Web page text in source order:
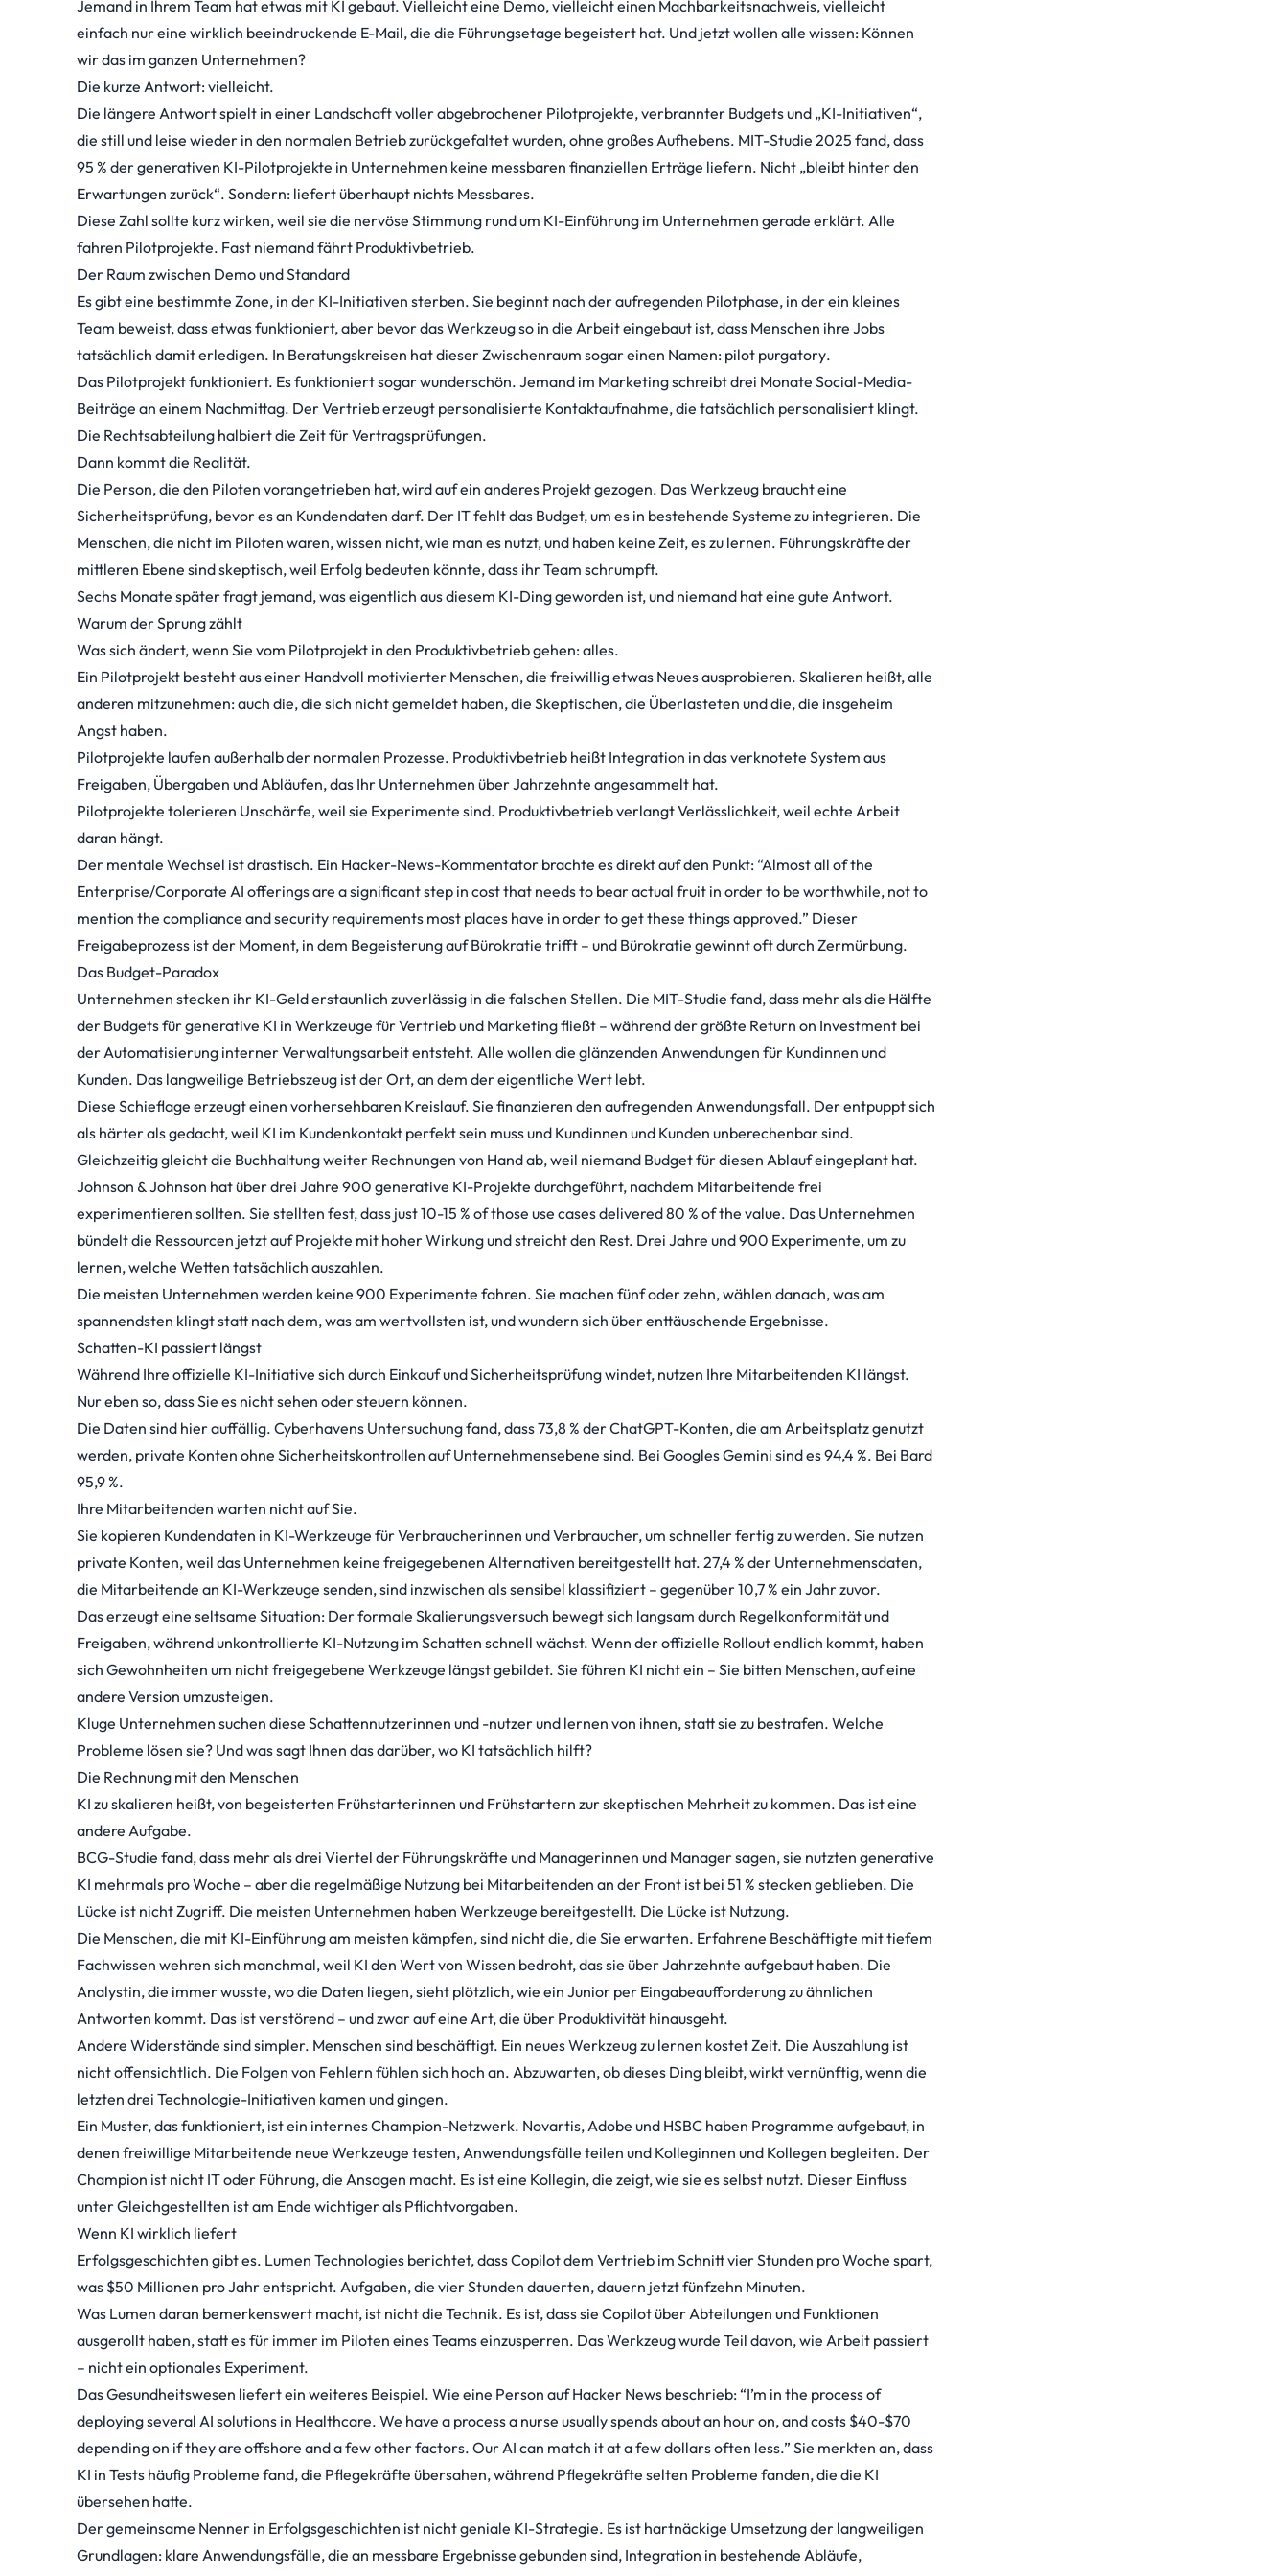
Jemand in Ihrem Team hat etwas mit KI gebaut. Vielleicht eine Demo, vielleicht einen Machbarkeitsnachweis, vielleicht
einfach nur eine wirklich beeindruckende E-Mail, die die Führungsetage begeistert hat. Und jetzt wollen alle wissen: Können
wir das im ganzen Unternehmen?
Die kurze Antwort: vielleicht.
Die längere Antwort spielt in einer Landschaft voller abgebrochener Pilotprojekte, verbrannter Budgets und „KI-Initiativen“,
die still und leise wieder in den normalen Betrieb zurückgefaltet wurden, ohne großes Aufhebens. MIT-Studie 2025 fand, dass
95 % der generativen KI-Pilotprojekte in Unternehmen keine messbaren finanziellen Erträge liefern. Nicht „bleibt hinter den
Erwartungen zurück“. Sondern: liefert überhaupt nichts Messbares.
Diese Zahl sollte kurz wirken, weil sie die nervöse Stimmung rund um KI-Einführung im Unternehmen gerade erklärt. Alle
fahren Pilotprojekte. Fast niemand fährt Produktivbetrieb.
Der Raum zwischen Demo und Standard
Es gibt eine bestimmte Zone, in der KI-Initiativen sterben. Sie beginnt nach der aufregenden Pilotphase, in der ein kleines
Team beweist, dass etwas funktioniert, aber bevor das Werkzeug so in die Arbeit eingebaut ist, dass Menschen ihre Jobs
tatsächlich damit erledigen. In Beratungskreisen hat dieser Zwischenraum sogar einen Namen: pilot purgatory.
Das Pilotprojekt funktioniert. Es funktioniert sogar wunderschön. Jemand im Marketing schreibt drei Monate Social-Media-
Beiträge an einem Nachmittag. Der Vertrieb erzeugt personalisierte Kontaktaufnahme, die tatsächlich personalisiert klingt.
Die Rechtsabteilung halbiert die Zeit für Vertragsprüfungen.
Dann kommt die Realität.
Die Person, die den Piloten vorangetrieben hat, wird auf ein anderes Projekt gezogen. Das Werkzeug braucht eine
Sicherheitsprüfung, bevor es an Kundendaten darf. Der IT fehlt das Budget, um es in bestehende Systeme zu integrieren. Die
Menschen, die nicht im Piloten waren, wissen nicht, wie man es nutzt, und haben keine Zeit, es zu lernen. Führungskräfte der
mittleren Ebene sind skeptisch, weil Erfolg bedeuten könnte, dass ihr Team schrumpft.
Sechs Monate später fragt jemand, was eigentlich aus diesem KI-Ding geworden ist, und niemand hat eine gute Antwort.
Warum der Sprung zählt
Was sich ändert, wenn Sie vom Pilotprojekt in den Produktivbetrieb gehen: alles.
Ein Pilotprojekt besteht aus einer Handvoll motivierter Menschen, die freiwillig etwas Neues ausprobieren. Skalieren heißt, alle
anderen mitzunehmen: auch die, die sich nicht gemeldet haben, die Skeptischen, die Überlasteten und die, die insgeheim
Angst haben.
Pilotprojekte laufen außerhalb der normalen Prozesse. Produktivbetrieb heißt Integration in das verknotete System aus
Freigaben, Übergaben und Abläufen, das Ihr Unternehmen über Jahrzehnte angesammelt hat.
Pilotprojekte tolerieren Unschärfe, weil sie Experimente sind. Produktivbetrieb verlangt Verlässlichkeit, weil echte Arbeit
daran hängt.
Der mentale Wechsel ist drastisch. Ein Hacker-News-Kommentator brachte es direkt auf den Punkt: “Almost all of the
Enterprise/Corporate AI offerings are a significant step in cost that needs to bear actual fruit in order to be worthwhile, not to
mention the compliance and security requirements most places have in order to get these things approved.” Dieser
Freigabeprozess ist der Moment, in dem Begeisterung auf Bürokratie trifft – und Bürokratie gewinnt oft durch Zermürbung.
Das Budget-Paradox
Unternehmen stecken ihr KI-Geld erstaunlich zuverlässig in die falschen Stellen. Die MIT-Studie fand, dass mehr als die Hälfte
der Budgets für generative KI in Werkzeuge für Vertrieb und Marketing fließt – während der größte Return on Investment bei
der Automatisierung interner Verwaltungsarbeit entsteht. Alle wollen die glänzenden Anwendungen für Kundinnen und
Kunden. Das langweilige Betriebszeug ist der Ort, an dem der eigentliche Wert lebt.
Diese Schieflage erzeugt einen vorhersehbaren Kreislauf. Sie finanzieren den aufregenden Anwendungsfall. Der entpuppt sich
als härter als gedacht, weil KI im Kundenkontakt perfekt sein muss und Kundinnen und Kunden unberechenbar sind.
Gleichzeitig gleicht die Buchhaltung weiter Rechnungen von Hand ab, weil niemand Budget für diesen Ablauf eingeplant hat.
Johnson & Johnson hat über drei Jahre 900 generative KI-Projekte durchgeführt, nachdem Mitarbeitende frei
experimentieren sollten. Sie stellten fest, dass just 10-15 % of those use cases delivered 80 % of the value. Das Unternehmen
bündelt die Ressourcen jetzt auf Projekte mit hoher Wirkung und streicht den Rest. Drei Jahre und 900 Experimente, um zu
lernen, welche Wetten tatsächlich auszahlen.
Die meisten Unternehmen werden keine 900 Experimente fahren. Sie machen fünf oder zehn, wählen danach, was am
spannendsten klingt statt nach dem, was am wertvollsten ist, und wundern sich über enttäuschende Ergebnisse.
Schatten-KI passiert längst
Während Ihre offizielle KI-Initiative sich durch Einkauf und Sicherheitsprüfung windet, nutzen Ihre Mitarbeitenden KI längst.
Nur eben so, dass Sie es nicht sehen oder steuern können.
Die Daten sind hier auffällig. Cyberhavens Untersuchungfand, dass 73,8 % der ChatGPT-Konten, die am Arbeitsplatz genutzt
werden, private Konten ohne Sicherheitskontrollen auf Unternehmensebene sind. Bei Googles Gemini sind es 94,4 %. Bei Bard
95,9 %.
Ihre Mitarbeitenden warten nicht auf Sie.
Sie kopieren Kundendaten in KI-Werkzeuge für Verbraucherinnen und Verbraucher, um schneller fertig zu werden. Sie nutzen
private Konten, weil das Unternehmen keine freigegebenen Alternativen bereitgestellt hat. 27,4 % der Unternehmensdaten,
die Mitarbeitende an KI-Werkzeuge senden, sind inzwischen als sensibel klassifiziert – gegenüber 10,7 % ein Jahr zuvor.
Das erzeugt eine seltsame Situation: Der formale Skalierungsversuch bewegt sich langsam durch Regelkonformität und
Freigaben, während unkontrollierte KI-Nutzung im Schatten schnell wächst. Wenn der offizielle Rollout endlich kommt, haben
sich Gewohnheiten um nicht freigegebene Werkzeuge längst gebildet. Sie führen KI nicht ein – Sie bitten Menschen, auf eine
andere Version umzusteigen.
Kluge Unternehmen suchen diese Schattennutzerinnen und -nutzer und lernen von ihnen, statt sie zu bestrafen. Welche
Probleme lösen sie? Und was sagt Ihnen das darüber, wo KI tatsächlich hilft?
Die Rechnung mit den Menschen
KI zu skalieren heißt, von begeisterten Frühstarterinnen und Frühstartern zur skeptischen Mehrheit zu kommen. Das ist eine
andere Aufgabe.
BCG-Studie fand, dass mehr als drei Viertel der Führungskräfte und Managerinnen und Manager sagen, sie nutzten generative
KI mehrmals pro Woche – aber die regelmäßige Nutzung bei Mitarbeitenden an der Front ist bei 51 % stecken geblieben. Die
Lücke ist nicht Zugriff. Die meisten Unternehmen haben Werkzeuge bereitgestellt. Die Lücke ist Nutzung.
Die Menschen, die mit KI-Einführung am meisten kämpfen, sind nicht die, die Sie erwarten. Erfahrene Beschäftigte mit tiefem
Fachwissen wehren sich manchmal, weil KI den Wert von Wissen bedroht, das sie über Jahrzehnte aufgebaut haben. Die
Analystin, die immer wusste, wo die Daten liegen, sieht plötzlich, wie ein Junior per Eingabeaufforderung zu ähnlichen
Antworten kommt. Das ist verstörend – und zwar auf eine Art, die über Produktivität hinausgeht.
Andere Widerstände sind simpler. Menschen sind beschäftigt. Ein neues Werkzeug zu lernen kostet Zeit. Die Auszahlung ist
nicht offensichtlich. Die Folgen von Fehlern fühlen sich hoch an. Abzuwarten, ob dieses Ding bleibt, wirkt vernünftig, wenn die
letzten drei Technologie-Initiativen kamen und gingen.
Ein Muster, das funktioniert, ist ein internes Champion-Netzwerk. Novartis, Adobe und HSBC haben Programme aufgebaut, in
denen freiwillige Mitarbeitende neue Werkzeuge testen, Anwendungsfälle teilen und Kolleginnen und Kollegen begleiten. Der
Champion ist nicht IT oder Führung, die Ansagen macht. Es ist eine Kollegin, die zeigt, wie sie es selbst nutzt. Dieser Einfluss
unter Gleichgestellten ist am Ende wichtiger als Pflichtvorgaben.
Wenn KI wirklich liefert
Erfolgsgeschichten gibt es. Lumen Technologies berichtet, dass Copilotdem Vertrieb im Schnitt vier Stunden pro Woche spart,
was $50 Millionen pro Jahr entspricht. Aufgaben, die vier Stunden dauerten, dauern jetzt fünfzehn Minuten.
Was Lumen daran bemerkenswert macht, ist nicht die Technik. Es ist, dass sie Copilot über Abteilungen und Funktionen
ausgerollt haben, statt es für immer im Piloten eines Teams einzusperren. Das Werkzeug wurde Teil davon, wie Arbeit passiert
– nicht ein optionales Experiment.
Das Gesundheitswesen liefert ein weiteres Beispiel. Wie eine Person auf Hacker News beschrieb: “I’m in the process of
deploying several AI solutions in Healthcare. We have a process a nurse usually spends about an hour on, and costs $40-$70
depending on if they are offshore and a few other factors. Our AI can match it at a few dollars often less.” Sie merkten an, dass
KI in Tests häufig Probleme fand, die Pflegekräfte übersahen, während Pflegekräfte selten Probleme fanden, die die KI
übersehen hatte.
Der gemeinsame Nenner in Erfolgsgeschichten ist nicht geniale KI-Strategie. Es ist hartnäckige Umsetzung der langweiligen
Grundlagen: klare Anwendungsfälle, die an messbare Ergebnisse gebunden sind, Integration in bestehende Abläufe,